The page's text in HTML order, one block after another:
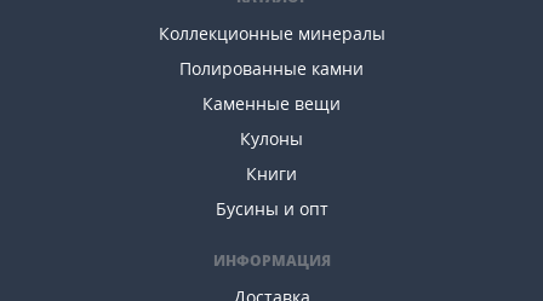
Коллекционные минералы
Полированные камни
Каменные вещи
Кулоны
Книги
Бусины и опт
ИНФОРМАЦИЯ